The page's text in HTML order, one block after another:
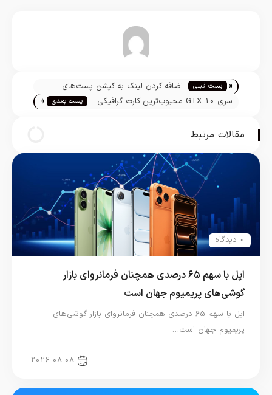
تیم تحریریه « پست قبلی
اضافه کردن لینک به کپشن پست‌های
اینستاگرام میاید
سری GTX 10 محبوب‌ترین کارت‌ گرافیکی
پست بعدی »
مقالات مرتبط
0 دیدگاه
اپل با سهم ۶۵ درصدی همچنان فرمانروای بازار
گوشی‌های پریمیوم جهان است
اپل با سهم ۶۵ درصدی همچنان فرمانروای بازار گوشی‌های
پریمیوم جهان است…
2026-08-08